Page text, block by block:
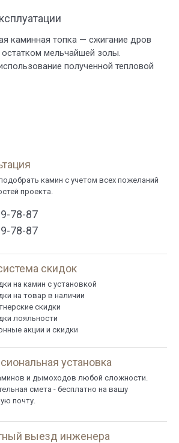
каминная топка — сжигание дров
мельчайшей золы.
полученной тепловой
камин с учетом всех пожеланий
проекта.
78-87
78-87
скидок
на камин с установкой
на товар в наличии
скидки
лояльности
акции и скидки
установка
и дымоходов любой сложности.
смета - бесплатно на вашу
почту.
выезд инженера